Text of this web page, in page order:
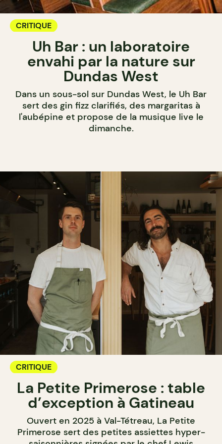
CRITIQUE
Uh Bar : un laboratoire
envahi par la nature sur
Dundas West
Dans un sous-sol sur Dundas West, le Uh Bar
sert des gin fizz clarifiés, des margaritas à
l'aubépine et propose de la musique live le
dimanche.
CRITIQUE
La Petite Primerose : table
d’exception à Gatineau
Ouvert en 2025 à Val-Tétreau, La Petite
Primerose sert des petites assiettes hyper-